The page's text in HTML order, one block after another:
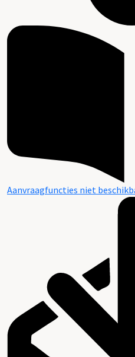
Aanvraagfuncties niet